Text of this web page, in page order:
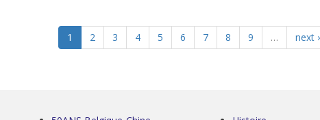
1 2 3 4 5 6 7 8 9 … next ›